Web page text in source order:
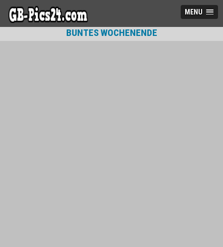
MENU
BUNTES WOCHENENDE